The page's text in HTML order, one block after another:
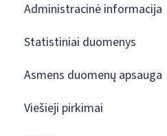
Administracinė informacija
Statistiniai duomenys
Asmens duomenų apsauga
Viešieji pirkimai